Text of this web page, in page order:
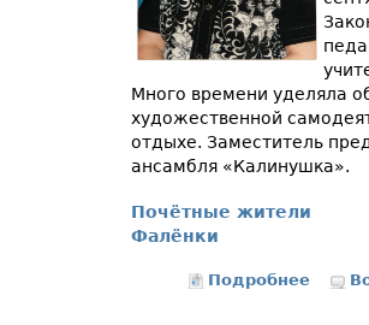
Много времени уделяла
художественной
отдыхе. Заместитель
ансамбля «Калинушка».
Почётные жители
Фалёнки
Подробнее о